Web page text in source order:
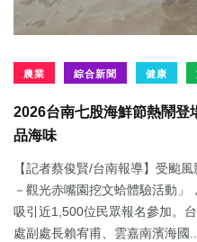
農業 綜合新聞 健康
2026台南七股海鮮節熱鬧登
品海味
【記者蔡俊賢/台南報導】受颱
－觀光赤嘴園挖文蛤體驗活動」
吸引近1,500位民眾報名參加。
處副處長賴宥甫、雲嘉南濱海國...